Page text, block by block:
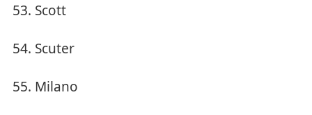
Scott
Scuter
Milano